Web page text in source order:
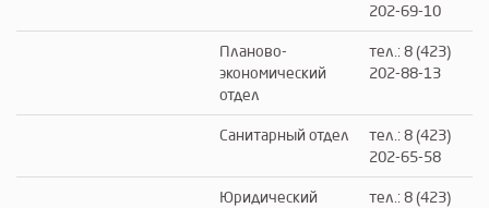
202-69-10
Планово-
экономический
отдел
тел.: 8 (423)
202-88-13
Санитарный отдел
тел.: 8 (423)
202-65-58
Юридический
тел.: 8 (423)